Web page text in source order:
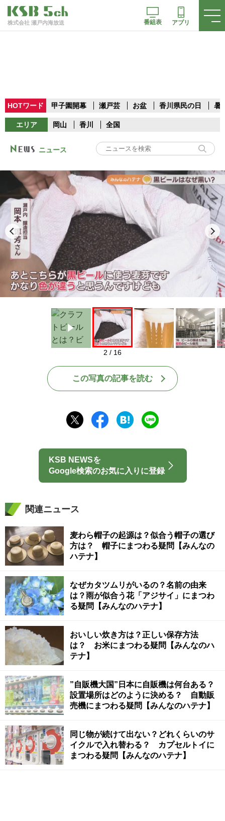
株式会社 瀬戸内海放送 番組表 アプリ
HOTワード 甲子園開幕 瀬戸芸 お盆 香川県民の日 暑
エリア 岡山 香川 全国
ニュース
Play
2 / 16
この写真の記事を読む
KSB NEWSを
Google検索のお気に入りに登録
関連ニュース
麦わら帽子の起源は？似合う帽子の選び
方は？ 帽子にまつわる疑問【みんなの
ハテナ】
なぜカタツムリがいるの？名前の由来
は？雨が似合う花「アジサイ」にまつわ
る疑問【みんなのハテナ】
おいしい炊き方は？正しい保存方法
は？ お米にまつわる疑問【みんなのハ
テナ】
”自販機大国”日本に自販機は何台ある？
設置場所はどのように決める？ 自動販
売機にまつわる疑問【みんなのハテナ】
同じ物が続けて出ない？どれくらいのサ
イクルで入れ替わる？ カプセルトイに
まつわる疑問【みんなのハテナ】